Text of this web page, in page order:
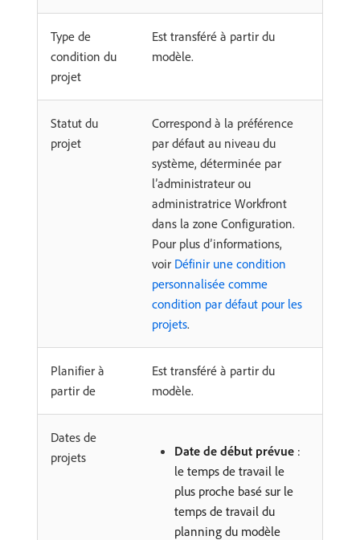
Type de
condition du
projet
Est transféré à partir du
modèle.
Statut du
projet
Correspond à la préférence
par défaut au niveau du
système, déterminée par
l’administrateur ou
administratrice Workfront
dans la zone Configuration.
Pour plus d’informations,
voir Définir une condition
personnalisée comme
condition par défaut pour les
projets.
Planifier à
partir de
Est transféré à partir du
modèle.
Dates de
projets
Date de début prévue :
le temps de travail le
plus proche basé sur le
temps de travail du
planning du modèle